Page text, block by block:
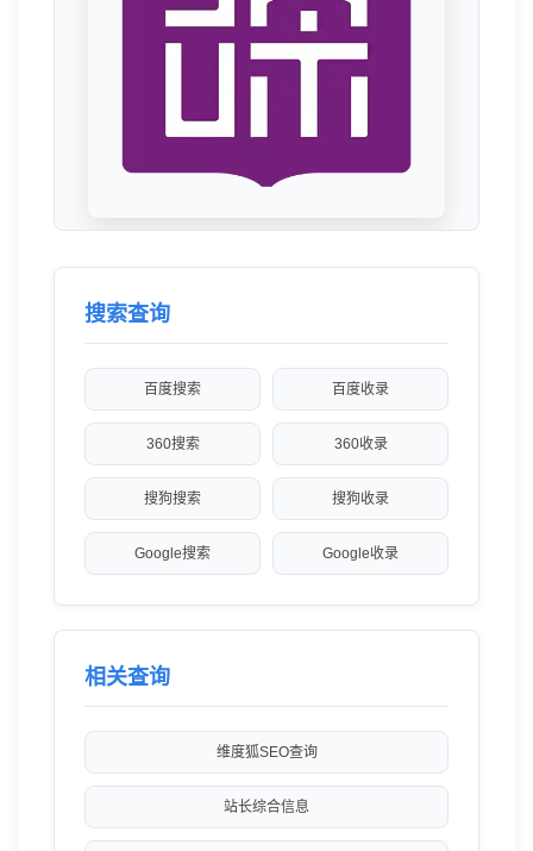
搜索查询
百度搜索 百度收录
360搜索 360收录
搜狗搜索 搜狗收录
Google搜索 Google收录
相关查询
维度狐SEO查询
站长综合信息